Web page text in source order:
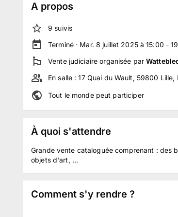
A propos
9 suivis
Terminé · Mar. 8 juillet 2025 à 15:00 -
Vente judiciaire organisée par
En salle :17 Quai du Wault, 59800 Lille,
Tout le monde peut participer
À quoi s'attendre
Grande vente cataloguée comprenant : des
objets d'art, ...
Comment s'y rendre ?